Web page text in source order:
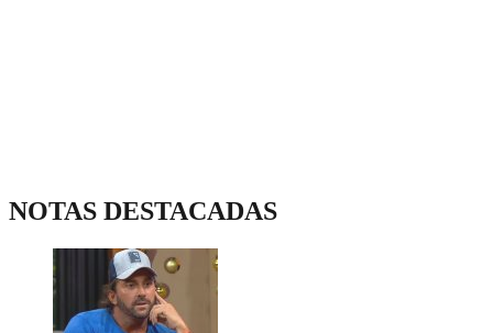
NOTAS DESTACADAS